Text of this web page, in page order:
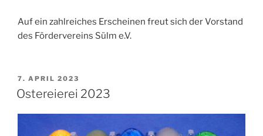
Auf ein zahlreiches Erscheinen freut sich der Vorstand
des Fördervereins Sülm e.V.
VERÖFFENTLICHT
AM
7. APRIL 2023
Ostereierei 2023